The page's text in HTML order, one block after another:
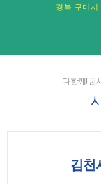
경북 구미시
다함께! 굳
김천